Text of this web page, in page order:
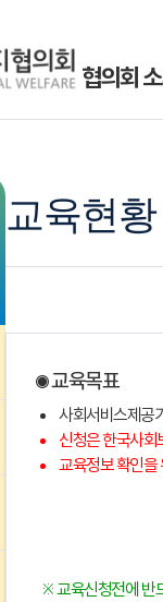
협의회
교육현황
교육목표
사회서비스제공
신청은 한국사
교육정보 확인을
※ 교육신청전에 반